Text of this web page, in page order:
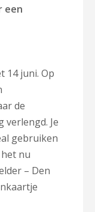
een
14 juni. Op
de
verlengd. Je
gebruiken
nu
– Den